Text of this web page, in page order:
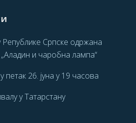
Републике Српске одржана
и чаробна лампа“
петак 26. јуна у 19 часова
у Татарстану